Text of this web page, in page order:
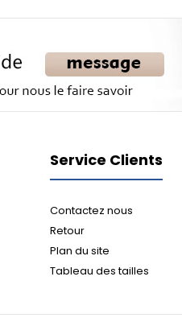
Service Clients
Contactez nous
Retour
Plan du site
Tableau des tailles